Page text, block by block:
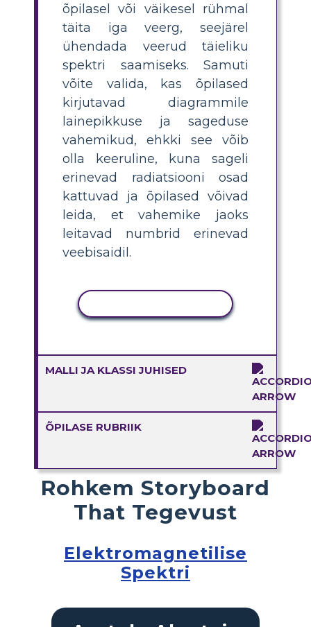
õpilasel või väikesel rühmal
täita iga veerg, seejärel
ühendada veerud täieliku
spektri saamiseks. Samuti
võite valida, kas õpilased
kirjutavad diagrammile
lainepikkuse ja sageduse
vahemikud, ehkki see võib
olla keeruline, kuna sageli
erinevad radiatsiooni osad
kattuvad ja õpilased võivad
leida, et vahemike jaoks
leitavad numbrid erinevad
veebisaidil.
MALLI JA KLASSI JUHISED
ÕPILASE RUBRIIK
Rohkem Storyboard
That Tegevust
Elektromagnetilise
Spektri